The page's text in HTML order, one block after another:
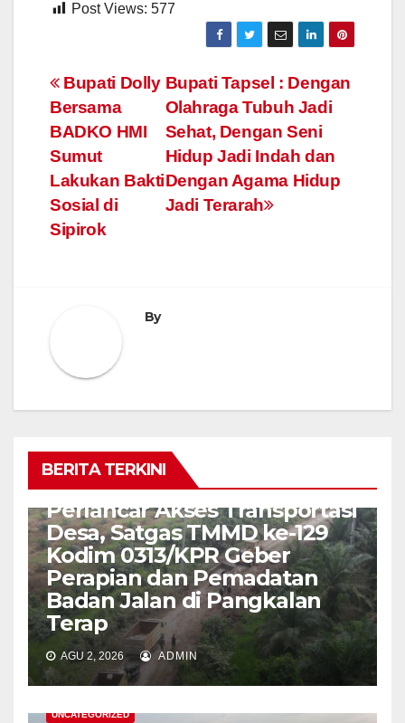
Post Views: 577
Navigasi
pos
Bupati Tapsel : Dengan
Olahraga Tubuh Jadi
Sehat, Dengan Seni
Hidup Jadi Indah dan
Dengan Agama Hidup
Jadi Terarah
Bupati Dolly
Bersama
BADKO HMI
Sumut
Lakukan Bakti
Sosial di
Sipirok
By
BERITA TERKINI
Perlancar Akses Transportasi
Desa, Satgas TMMD ke-129
Kodim 0313/KPR Geber
Perapian dan Pemadatan
Badan Jalan di Pangkalan
Terap
AGU 2, 2026 ADMIN
UNCATEGORIZED